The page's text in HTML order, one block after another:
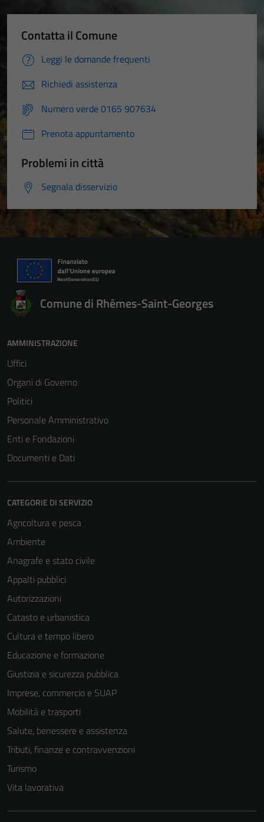
Contatta il Comune
Leggi le domande frequenti
Richiedi assistenza
Numero verde 0165 907634
Prenota appuntamento
Problemi in città
Segnala disservizio
Comune di Rhêmes-Saint-Georges
AMMINISTRAZIONE
Uffici
Organi di Governo
Politici
Personale Amministrativo
Enti e Fondazioni
Documenti e Dati
CATEGORIE DI SERVIZIO
Agricoltura e pesca
Ambiente
Anagrafe e stato civile
Appalti pubblici
Autorizzazioni
Catasto e urbanistica
Cultura e tempo libero
Educazione e formazione
Giustizia e sicurezza pubblica
Imprese, commercio e SUAP
Mobilità e trasporti
Salute, benessere e assistenza
Tributi, finanze e contravvenzioni
Turismo
Vita lavorativa